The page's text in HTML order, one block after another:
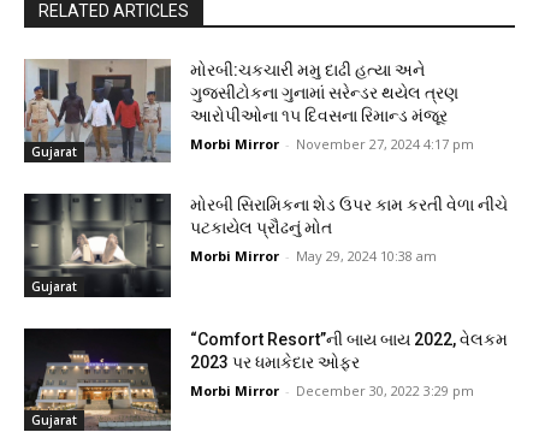
RELATED ARTICLES
Gujarat
મોરબી:ચકચારી મમુ દાઢી હત્યા અને
ગુજસીટોકના ગુનામાં સરેન્ડર થયેલ ત્રણ
આરોપીઓના ૧૫ દિવસના રિમાન્ડ મંજૂર
Morbi Mirror - November 27, 2024 4:17 pm
Gujarat
મોરબી સિરામિકના શેડ ઉપર કામ કરતી વેળા નીચે
પટકાયેલ પ્રૌઢનું મોત
Morbi Mirror - May 29, 2024 10:38 am
Gujarat
“Comfort Resort”ની બાય બાય 2022, વેલકમ
2023 પર ધમાકેદાર ઓફર
Morbi Mirror - December 30, 2022 3:29 pm